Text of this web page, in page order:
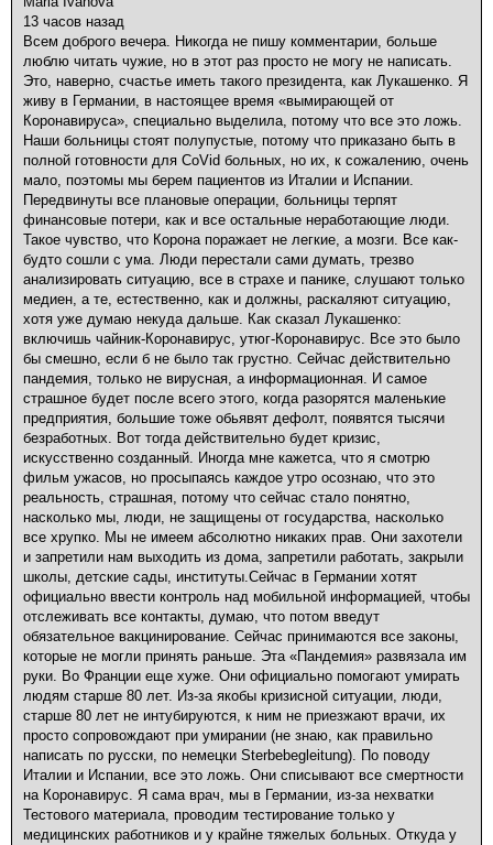
13 часов назад
Всем доброго вечера. Никогда не пишу комментарии, больше
люблю читать чужие, но в этот раз просто не могу не написать.
Это, наверно, счастье иметь такого президента, как Лукашенко. Я
живу в Германии, в настоящее время «вымирающей от
Коронавируса», специально выделила, потому что все это ложь.
Наши больницы стоят полупустые, потому что приказано быть в
полной готовности для CoVid больных, но их, к сожалению, очень
мало, поэтомы мы берем пациентов из Италии и Испании.
Передвинуты все плановые операции, больницы терпят
финансовые потери, как и все остальные неработающие люди.
Такое чувство, что Корона поражает не легкие, а мозги. Все как-
будто сошли с ума. Люди перестали сами думать, трезво
анализировать ситуацию, все в страхе и панике, слушают только
медиен, а те, естественно, как и должны, раскаляют ситуацию,
хотя уже думаю некуда дальше. Как сказал Лукашенко:
включишь чайник-Коронавирус, утюг-Коронавирус. Все это было
бы смешно, если б не было так грустно. Сейчас действительно
пандемия, только не вирусная, а информационная. И самое
страшное будет после всего этого, когда разорятся маленькие
предприятия, большие тоже обьявят дефолт, появятся тысячи
безработных. Вот тогда действительно будет кризис,
искусственно созданный. Иногда мне кажетса, что я смотрю
фильм ужасов, но просыпаясь каждое утро осознаю, что это
реальность, страшная, потому что сейчас стало понятно,
насколько мы, люди, не защищены от государства, насколько
все хрупко. Мы не имеем абсолютно никаких прав. Они захотели
и запретили нам выходить из дома, запретили работать, закрыли
школы, детские сады, институты.Сейчас в Германии хотят
официально ввести контроль над мобильной информацией, чтобы
отслеживать все контакты, думаю, что потом введут
обязательное вакцинирование. Сейчас принимаются все законы,
которые не могли принять раньше. Эта «Пандемия» развязала им
руки. Во Франции еще хуже. Они официально помогают умирать
людям старше 80 лет. Из-за якобы кризисной ситуации, люди,
старше 80 лет не интубируются, к ним не приезжают врачи, их
просто сопровождают при умирании (не знаю, как правильно
написать по русски, по немецки Sterbebegleitung). По поводу
Италии и Испании, все это ложь. Они списывают все смертности
на Коронавирус. Я сама врач, мы в Германии, из-за нехватки
Тестового материала, проводим тестирование только у
медицинских работников и у крайне тяжелых больных. Откуда у